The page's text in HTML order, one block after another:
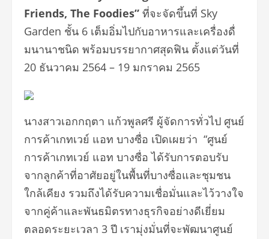
Friends, The Foodies” ที่จะจัดขึ้นที่ Sky
Garden ชั้น 6 เต็มอิ่มไปกับอาหารและเครื่องดื่
มนานาชนิด พร้อมบรรยากาศสุดฟิน ตั้งแต่วันที่
20 ธันวาคม 2564 – 19 มกราคม 2565
นางสาวเอกกฤตา แก้วพูลศรี ผู้จัดการทั่วไป ศูนย์
การค้าเกทเวย์ แอท บางซื่อ เปิดเผยว่า “ศูนย์
การค้าเกทเวย์ แอท บางซื่อ ได้รับการตอบรับ
จากลูกค้าที่อาศัยอยู่ในพื้นที่บางซื่อและชุมชน
ใกล้เคียง รวมถึงได้รับความเชื่อมั่นและไว้วางใจ
จากคู่ค้าและพันธมิตรทางธุรกิจอย่างดีเยี่ยม
ตลอดระยะเวลา 3 ปี เรามุ่งมั่นที่จะพัฒนาศูนย์